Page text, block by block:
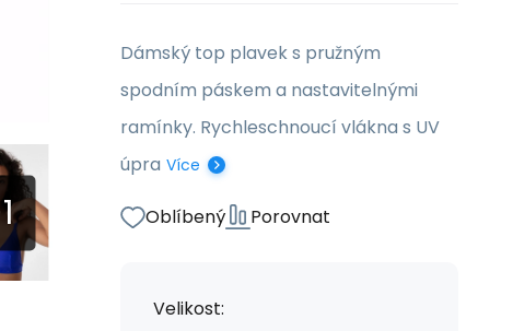
Dámský top plavek s pružným
spodním páskem a nastavitelnými
ramínky. Rychleschnoucí vlákna s UV
úpra Více
Oblíbený Porovnat
Velikost: